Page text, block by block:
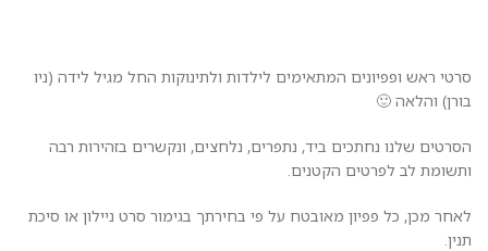
סרטי ראש ופפיונים המתאימים לילדות ולתינוקות החל מגיל לידה (ניו
בורן) והלאה 🙂
הסרטים שלנו נחתכים ביד, נתפרים, נלחצים, ונקשרים בזהירות רבה
ותשומת לב לפרטים הקטנים.
לאחר מכן, כל פפיון מאובטח על פי בחירתך בגימור סרט ניילון או סיכת
תנין.